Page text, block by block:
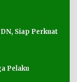
Siap Perkuat
Pelaku